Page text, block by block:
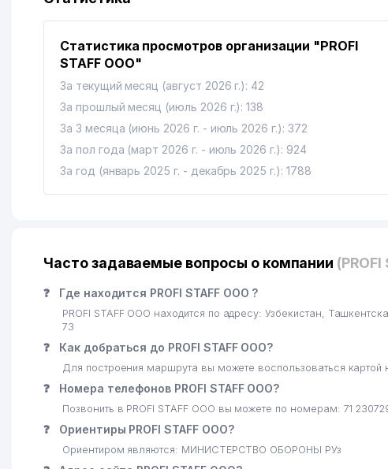
Статистика просмотров организации "PROFI
STAFF ООО"
За текущий месяц (август 2026 г.): 42
За прошлый месяц (июль 2026 г.): 138
За 3 месяца (июнь 2026 г. - июль 2026 г.): 372
За пол года (март 2026 г. - июль 2026 г.): 924
За год (январь 2025 г. - декабрь 2025 г.): 1788
Часто задаваемые вопросы о компании
❓ Где находится PROFI STAFF ООО ?
PROFI STAFF ООО находится по адресу: Узбекистан,
73
❓ Как добраться до PROFI STAFF ООО?
Для построения маршрута вы можете воспользоваться
❓ Номера телефонов PROFI STAFF ООО?
Позвонить в PROFI STAFF ООО вы можете по номерам: 71
❓ Ориентиры PROFI STAFF ООО?
Ориентиром являются: МИНИСТЕРСТВО ОБОРОНЫ РУз